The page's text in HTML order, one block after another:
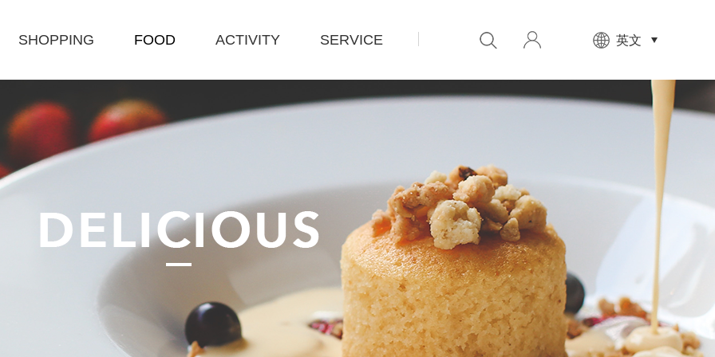
SHOPPING FOOD ACTIVITY SERVICE
数
据
英文